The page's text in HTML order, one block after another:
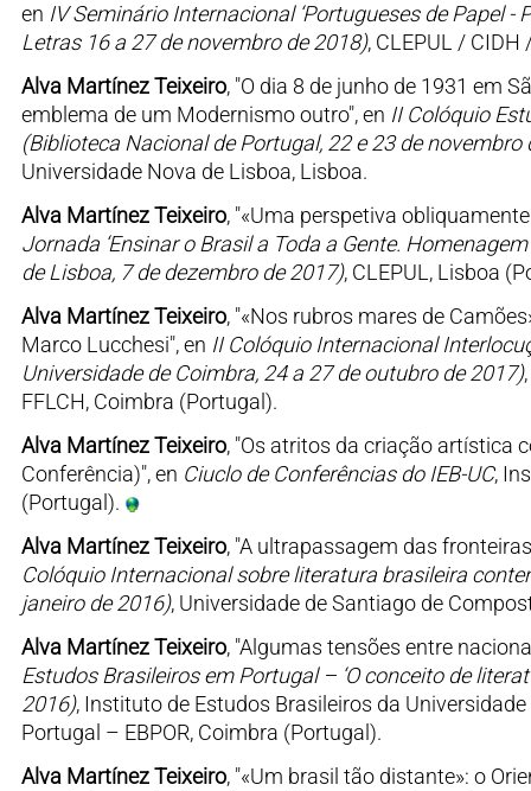
en IV Seminário Internacional ‘Portugueses de Papel
Letras 16 a 27 de novembro de 2018), CLEPUL /
Alva Martínez Teixeiro, "O dia 8 de junho de 1931 em
emblema de um Modernismo outro", en II Colóquio
(Biblioteca Nacional de Portugal, 22 e 23 de novembro
Universidade Nova de Lisboa, Lisboa.
Alva Martínez Teixeiro, "«Uma perspetiva
Jornada ‘Ensinar o Brasil a Toda a Gente.
de Lisboa, 7 de dezembro de 2017), CLEPUL, Lisboa
Alva Martínez Teixeiro, "«Nos rubros mares de
Marco Lucchesi", en II Colóquio Internacional
Universidade de Coimbra, 24 a 27 de outubro de 2017)
FFLCH, Coimbra (Portugal).
Alva Martínez Teixeiro, "Os atritos da criação artística
Conferência)", en Ciuclo de Conferências do IEB-UC,
(Portugal).
Alva Martínez Teixeiro, "A ultrapassagem das
Colóquio Internacional sobre literatura brasileira
janeiro de 2016), Universidade de Santiago de
Alva Martínez Teixeiro, "Algumas tensões entre
Estudos Brasileiros em Portugal – ‘O conceito de
2016), Instituto de Estudos Brasileiros da
Portugal – EBPOR, Coimbra (Portugal).
Alva Martínez Teixeiro, "«Um brasil tão distante»: o